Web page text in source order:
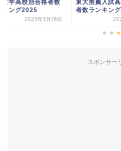
大学高校別合格者数
キング2025
2025年3月18日
東大推薦入試
者数ランキン
スポンサー